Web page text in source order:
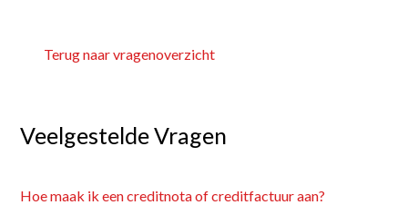
Eigen mobiele app
Teken in Google maps
Terug naar vragenoverzicht
Veelgestelde Vragen
Hoe maak ik een creditnota of creditfactuur aan?